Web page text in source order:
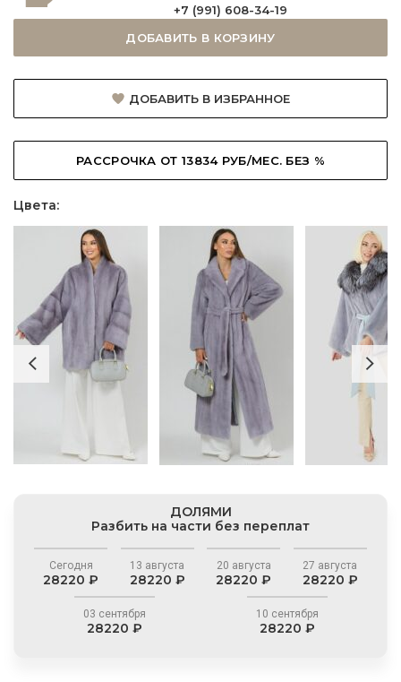
+7 (991) 608-34-19
ДОБАВИТЬ В КОРЗИНУ
ДОБАВИТЬ В ИЗБРАННОЕ
РАССРОЧКА ОТ 13834 РУБ/МЕС. БЕЗ %
Цвета:
ДОЛЯМИ
Разбить на части без переплат
Сегодня
28220 ₽
13 августа
28220 ₽
20 августа
28220 ₽
27 августа
28220 ₽
03 сентября
28220 ₽
10 сентября
28220 ₽